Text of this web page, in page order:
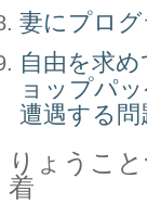
妻にプロ
自由を求
ョップパ
遭遇する
りょうこ
着